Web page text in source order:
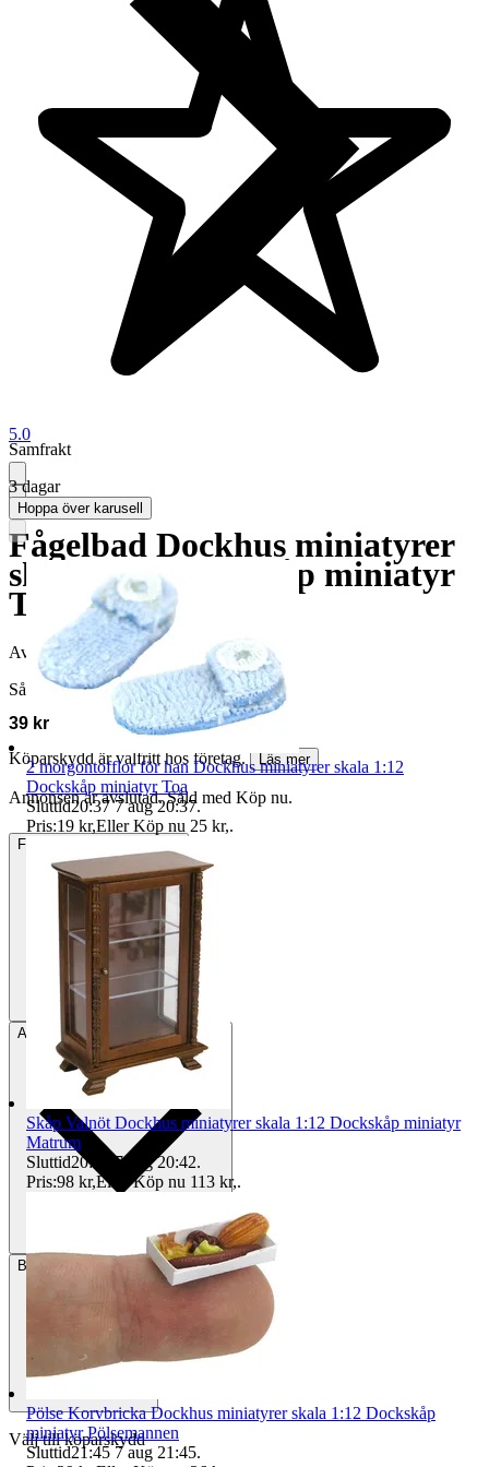
5.0
Fågelbad Dockhus miniatyrer
skala 1:12 Dockskåp miniatyr
Trädgård
Avslutad 23 jun 23:15
Såld för
39 kr
Köparskydd är valfritt hos företag.
Läs mer
Annonsen är avslutad. Såld med Köp nu.
Frakt
Avhämtning Helsingborg, Sverige
Betalning
Välj till köparskydd
Samfrakt
3 dagar
Hoppa över karusell
2 morgontofflor för han Dockhus miniatyrer skala 1:12
Dockskåp miniatyr Toa
Sluttid20:37 7 aug 20:37.
Pris:19 kr,Eller Köp nu 25 kr,.
Skåp Valnöt Dockhus miniatyrer skala 1:12 Dockskåp miniatyr
Matrum
Sluttid20:42 7 aug 20:42.
Pris:98 kr,Eller Köp nu 113 kr,.
Pölse Korvbricka Dockhus miniatyrer skala 1:12 Dockskåp
miniatyr Pölsemannen
Sluttid21:45 7 aug 21:45.